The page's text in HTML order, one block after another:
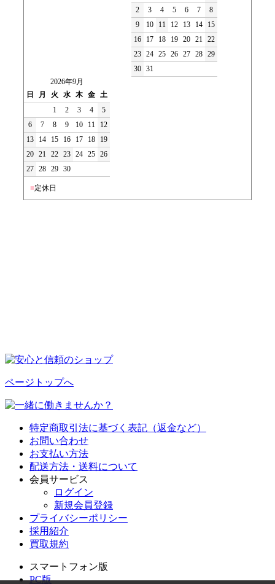
2
3 4 5 6 7
8
9
10 11 12 13 14
15
16
17 18 19 20 21 22
23 24 25 26 27 28 29
30 31
2026年9月
日
月 火 水 木 金 土
1
2 3 4
5
6
7 8 9 10 11
12
13
14 15 16 17 18
19
20 21 22 23 24 25 26
27 28 29 30
■定休日
ページトップへ
特定商取引法に基づく表記（返金など）
お問い合わせ
お支払い方法
配送方法・送料について
会員サービス
ログイン
新規会員登録
プライバシーポリシー
採用紹介
買取規約
スマートフォン版
PC版